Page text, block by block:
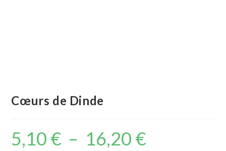
Cœurs de Dinde
5,10 € – 16,20 €Plage
prix :